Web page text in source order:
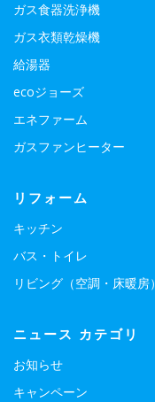
ガス食器洗浄機
ガス衣類乾燥機
給湯器
ecoジョーズ
エネファーム
ガスファンヒーター
リフォーム
キッチン
バス・トイレ
リビング（空調・床暖房）
ニュース カテゴリ
お知らせ
キャンペーン